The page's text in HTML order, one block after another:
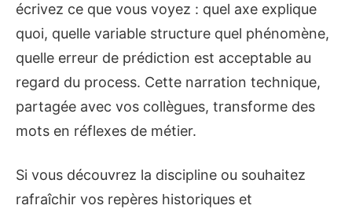
écrivez ce que vous voyez : quel axe explique
quoi, quelle variable structure quel phénomène,
quelle erreur de prédiction est acceptable au
regard du process. Cette narration technique,
partagée avec vos collègues, transforme des
mots en réflexes de métier.
Si vous découvrez la discipline ou souhaitez
rafraîchir vos repères historiques et